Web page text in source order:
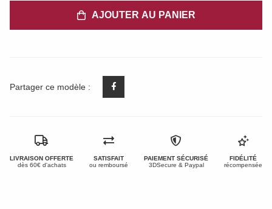
AJOUTER AU PANIER
Partager ce modèle :
LIVRAISON OFFERTE
dès 60€ d'achats
SATISFAIT
ou remboursé
PAIEMENT SÉCURISÉ
3DSecure & Paypal
FIDÉLITÉ
récompensée